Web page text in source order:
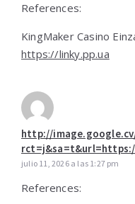
References:
KingMaker Casino
https://linky.pp.ua
http://
julio 11, 2026 a las 1:27 pm
References: